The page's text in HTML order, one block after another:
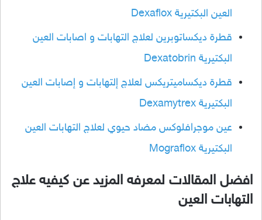
العين البكتيرية Dexaflox
قطرة ديكساتوبرين لعلاج التهابات و اصابات العين
البكتيرية Dexatobrin
قطرة ديكساميتريكس لعلاج إلتهابات و إصابات العين
البكتيرية Dexamytrex
عين موجرافلوكس مضاد حيوي لعلاج التهابات العين
البكتيرية Mograflox
افضل المقالات لمعرفه المزيد عن كيفيه علاج
التهابات العين